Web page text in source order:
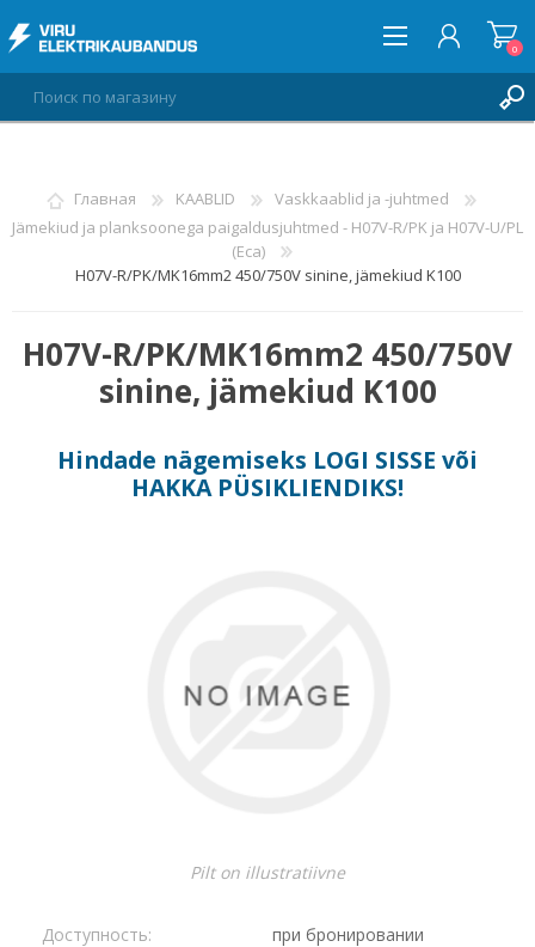
ВОЙТИ
СПИСОК ПОЖЕЛАНИЙ
0
0
Главная KAABLID
Vaskkaablid ja -juhtmed
Jämekiud ja planksoonega paigaldusjuhtmed - H07V-R/PK ja H07V-U/PL
(Eca)
H07V-R/PK/MK16mm2 450/750V sinine, jämekiud K100
H07V-R/PK/MK16mm2 450/750V
sinine, jämekiud K100
Hindade nägemiseks LOGI SISSE või
HAKKA PÜSIKLIENDIKS!
Pilt on illustratiivne
Доступность: при бронировании